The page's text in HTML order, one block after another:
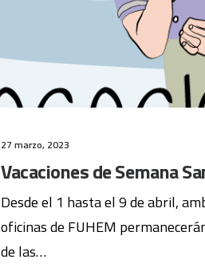
27 marzo, 2023
Vacaciones de Semana
Desde el 1 hasta el 9 de abril,
oficinas de FUHEM
de las…